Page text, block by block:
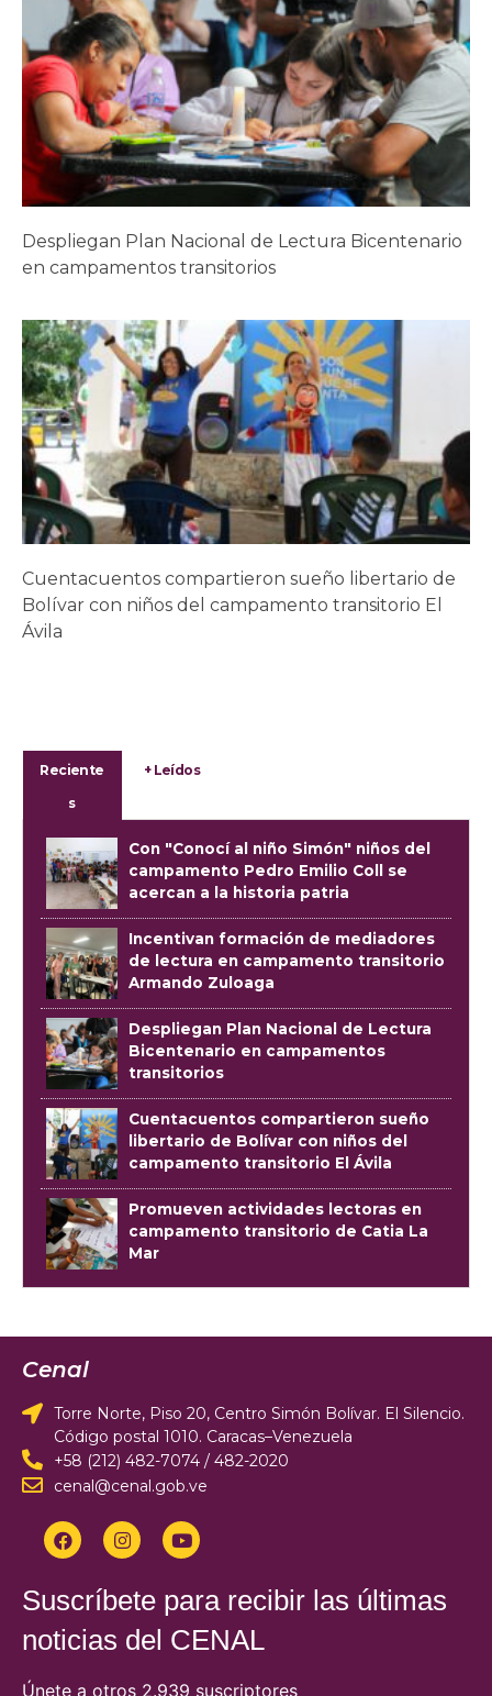
Despliegan Plan Nacional de Lectura Bicentenario
en campamentos transitorios
Cuentacuentos compartieron sueño libertario de
Bolívar con niños del campamento transitorio El
Ávila
Reciente
s
+ Leídos
Con "Conocí al niño Simón" niños del
campamento Pedro Emilio Coll se
acercan a la historia patria
Incentivan formación de mediadores
de lectura en campamento transitorio
Armando Zuloaga
Despliegan Plan Nacional de Lectura
Bicentenario en campamentos
transitorios
Cuentacuentos compartieron sueño
libertario de Bolívar con niños del
campamento transitorio El Ávila
Promueven actividades lectoras en
campamento transitorio de Catia La
Mar
Cenal
Torre Norte, Piso 20, Centro Simón Bolívar. El Silencio.
Código postal 1010. Caracas–Venezuela
+58 (212) 482-7074 / 482-2020
cenal@cenal.gob.ve
Suscríbete para recibir las últimas
noticias del CENAL
Únete a otros 2.939 suscriptores